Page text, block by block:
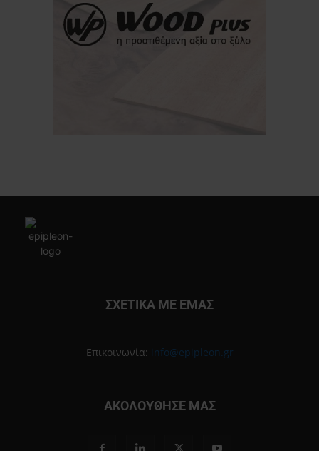
ΣΧΕΤΙΚΑ ΜΕ ΕΜΑΣ
Επικοινωνία: info@epipleon.gr
ΑΚΟΛΟΥΘΗΣΕ ΜΑΣ